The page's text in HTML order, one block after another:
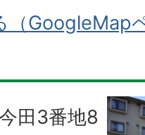
（GoogleMap
田3番地8